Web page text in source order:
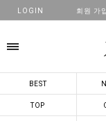
LOGIN 회원 가입
BEST
TOP